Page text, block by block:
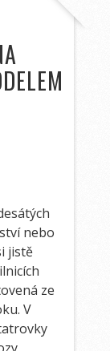
nebo
jistě
ze
V